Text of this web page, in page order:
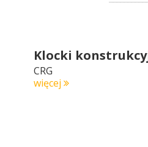
Klocki
CRG
więcej